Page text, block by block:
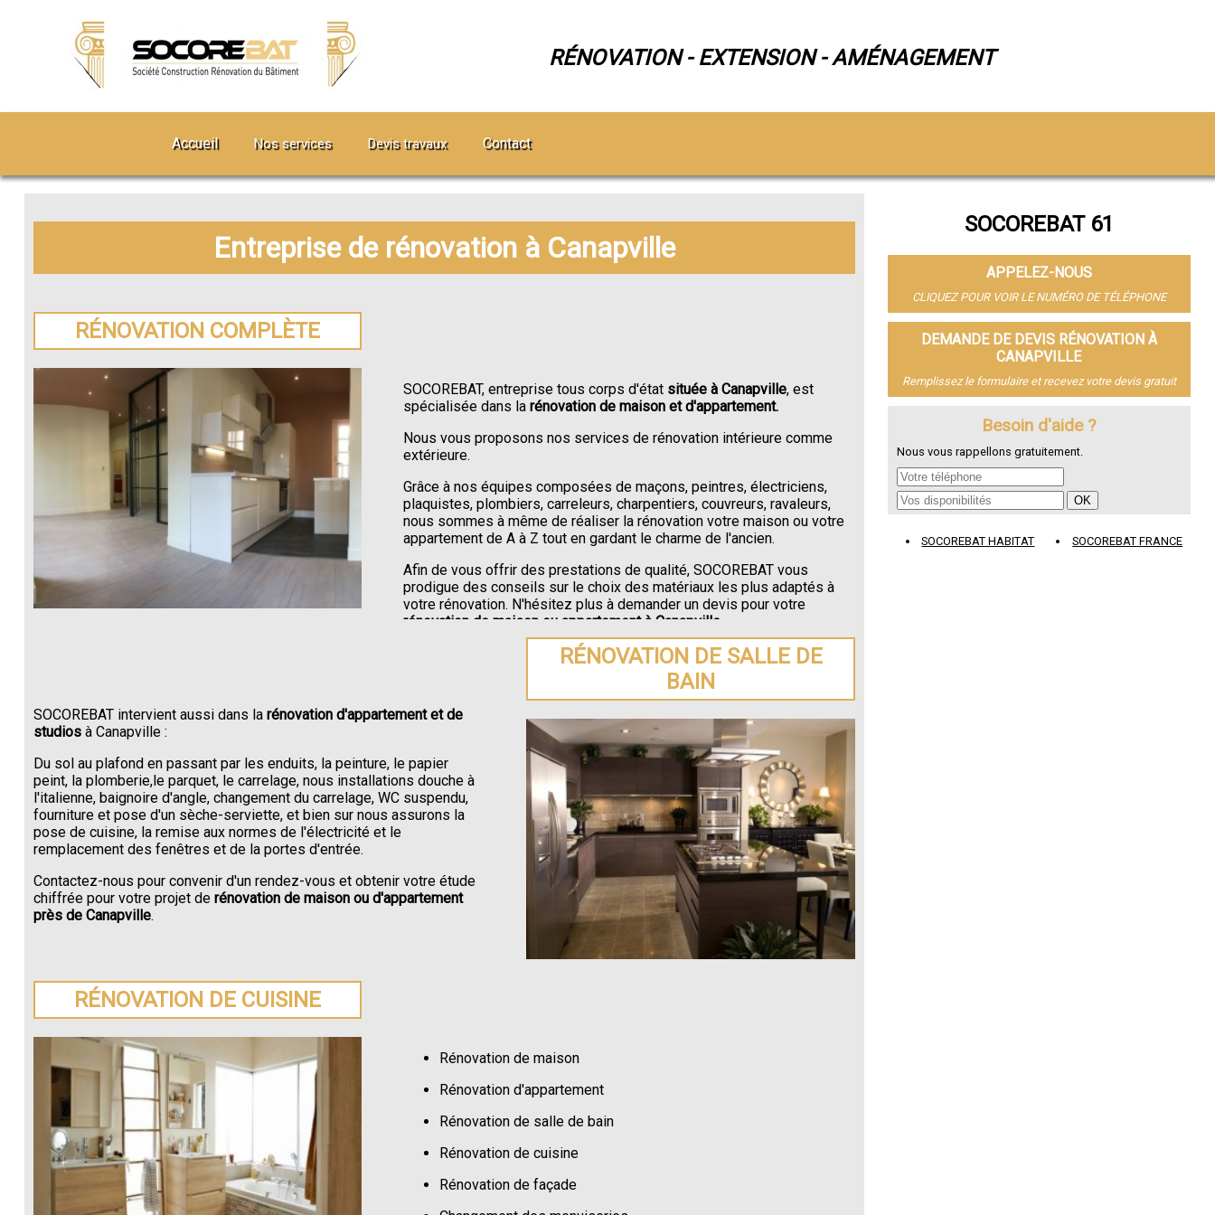
RÉNOVATION - EXTENSION - AMÉNAGEMENT
Accueil Nos services Devis travaux Contact
Entreprise de rénovation à Canapville
RÉNOVATION COMPLÈTE
SOCOREBAT, entreprise tous corps d'état située à Canapville, est
spécialisée dans la rénovation de maison et d'appartement.
Nous vous proposons nos services de rénovation intérieure comme
extérieure.
Grâce à nos équipes composées de maçons, peintres, électriciens,
plaquistes, plombiers, carreleurs, charpentiers, couvreurs, ravaleurs,
nous sommes à même de réaliser la rénovation votre maison ou votre
appartement de A à Z tout en gardant le charme de l'ancien.
Afin de vous offrir des prestations de qualité, SOCOREBAT vous
prodigue des conseils sur le choix des matériaux les plus adaptés à
votre rénovation. N'hésitez plus à demander un devis pour votre
rénovation de maison ou appartement à Canapville
RÉNOVATION DE SALLE DE
BAIN
SOCOREBAT intervient aussi dans la rénovation d'appartement et de
studiosà Canapville :
Du sol au plafond en passant par les enduits, la peinture, le papier
peint, la plomberie,le parquet, le carrelage, nous installations douche à
l'italienne, baignoire d'angle, changement du carrelage, WC suspendu,
fourniture et pose d'un sèche-serviette, et bien sur nous assurons la
pose de cuisine, la remise aux normes de l'électricité et le
remplacement des fenêtres et de la portes d'entrée.
Contactez-nous pour convenir d'un rendez-vous et obtenir votre étude
chiffrée pour votre projet derénovation de maison ou d'appartement
près de Canapville.
RÉNOVATION DE CUISINE
Rénovation de maison
Rénovation d'appartement
Rénovation de salle de bain
Rénovation de cuisine
Rénovation de façade
SOCOREBAT 61
APPELEZ-NOUS
CLIQUEZ POUR VOIR LE NUMÉRO DE TÉLÉPHONE
DEMANDE DE DEVIS RÉNOVATION À
CANAPVILLE
Remplissez le formulaire et recevez votre devis gratuit
Besoin d'aide ?
Nous vous rappellons gratuitement.
SOCOREBAT HABITAT SOCOREBAT FRANCE